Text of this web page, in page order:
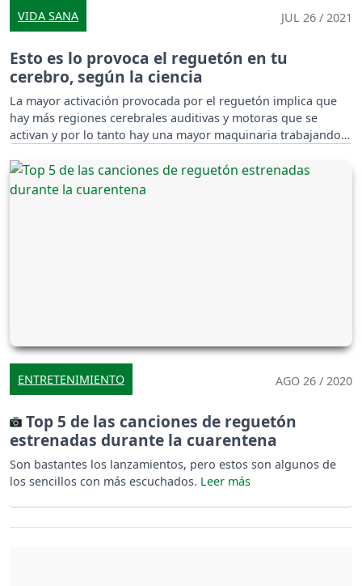
VIDA SANA JUL 26 / 2021
Esto es lo provoca el reguetón en tu
cerebro, según la ciencia
La mayor activación provocada por el reguetón implica que
hay más regiones cerebrales auditivas y motoras que se
activan y por lo tanto hay una mayor maquinaria trabajando
ENTRETENIMIENTO AGO 26 / 2020
Top 5 de las canciones de reguetón
estrenadas durante la cuarentena
Son bastantes los lanzamientos, pero estos son algunos de
los sencillos con más escuchados.